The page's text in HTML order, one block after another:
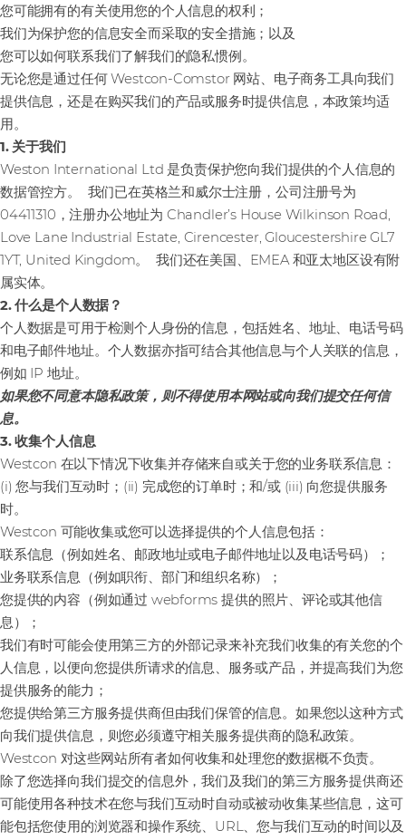
您可能拥有的有关使用您的个人信息的权利；
我们为保护您的信息安全而采取的安全措施；以及
您可以如何联系我们了解我们的隐私惯例。
无论您是通过任何 Westcon-Comstor 网站、电子商务工具向我们
提供信息，还是在购买我们的产品或服务时提供信息，本政策均适
用。
1. 关于我们
Weston International Ltd 是负责保护您向我们提供的个人信息的
数据管控方。 我们已在英格兰和威尔士注册，公司注册号为
04411310，注册办公地址为 Chandler’s House Wilkinson Road,
Love Lane Industrial Estate, Cirencester, Gloucestershire GL7
1YT, United Kingdom。 我们还在美国、EMEA 和亚太地区设有附
属实体。
2. 什么是个人数据？
个人数据是可用于检测个人身份的信息，包括姓名、地址、电话号码
和电子邮件地址。个人数据亦指可结合其他信息与个人关联的信息，
例如 IP 地址。
如果您不同意本隐私政策，则不得使用本网站或向我们提交任何信
息。
3. 收集个人信息
Westcon 在以下情况下收集并存储来自或关于您的业务联系信息：
(i) 您与我们互动时；(ii) 完成您的订单时；和/或 (iii) 向您提供服务
时。
Westcon 可能收集或您可以选择提供的个人信息包括：
联系信息（例如姓名、邮政地址或电子邮件地址以及电话号码）；
业务联系信息（例如职衔、部门和组织名称）；
您提供的内容（例如通过 webforms 提供的照片、评论或其他信
息）；
我们有时可能会使用第三方的外部记录来补充我们收集的有关您的个
人信息，以便向您提供所请求的信息、服务或产品，并提高我们为您
提供服务的能力；
您提供给第三方服务提供商但由我们保管的信息。如果您以这种方式
向我们提供信息，则您必须遵守相关服务提供商的隐私政策。
Westcon 对这些网站所有者如何收集和处理您的数据概不负责。
除了您选择向我们提交的信息外，我们及我们的第三方服务提供商还
可能使用各种技术在您与我们互动时自动或被动收集某些信息，这可
能包括您使用的浏览器和操作系统、URL、您与我们互动的时间以及